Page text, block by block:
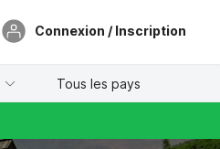
Connexion / Inscription
Tous les pays